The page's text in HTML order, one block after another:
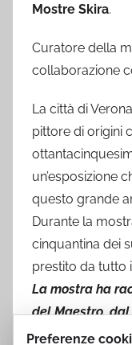
Mostre Skira.
Curatore della
collaborazione
La città di
pittore di origini
un’esposizione
questo grande
Durante la
cinquantina dei
prestito da tutto
La mostra ha
del Maestro, dal
Preferenze